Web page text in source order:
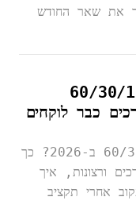
את שאר החודש
את כלל התקציב 60/30/10
כבר לוקחים
מנסים ליישם את כלל התקציב 60/30/10 ב-2026? כך
ורצונות, איך
לעקוב אחרי תקציב